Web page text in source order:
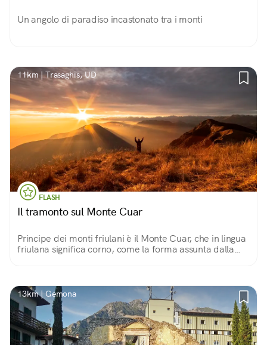
Un angolo di paradiso incastonato tra i monti
11km | Trasaghis, UD
FLASH
Il tramonto sul Monte Cuar
Principe dei monti friulani è il Monte Cuar, che in lingua
friulana significa corno, come la forma assunta dalla
13km | Gemona